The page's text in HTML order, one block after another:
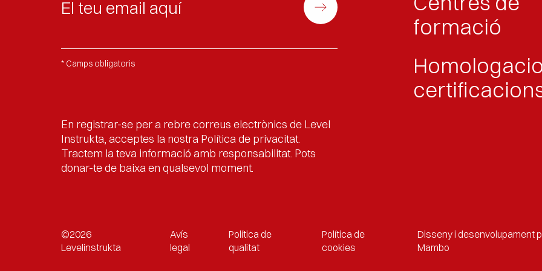
* Camps obligatoris
En registrar-se per a rebre correus electrònics de Level
Instrukta, acceptes la nostra Política de privacitat.
Tractem la teva informació amb responsabilitat. Pots
donar-te de baixa en qualsevol moment.
formació
©2026
Levelinstrukta
Avís
legal
Política de
qualitat
Política de
cookies
Disseny i desenvolupament
Mambo